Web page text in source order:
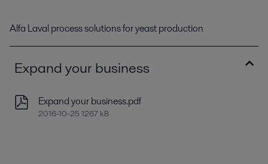
Alfa Laval process solutions for yeast production
Expand your business
Expand your business.pdf
2016-10-25 1267 kB